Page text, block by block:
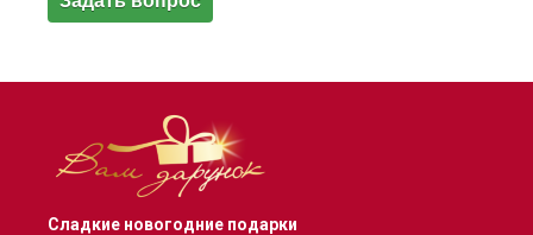
Сладкие новогодние подарки